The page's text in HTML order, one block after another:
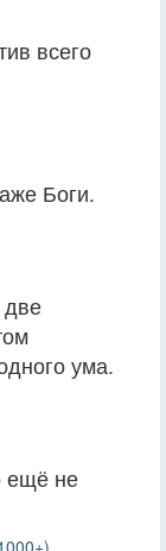
всего
Боги.
две
ума.
ещё не